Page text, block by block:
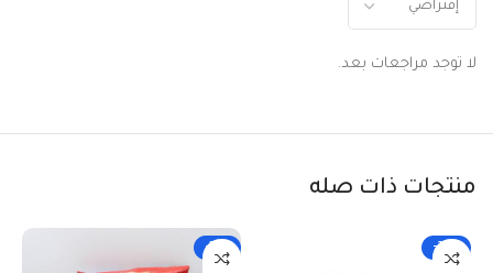
لا توجد مراجعات بعد.
منتجات ذات صله
-25%
-33%